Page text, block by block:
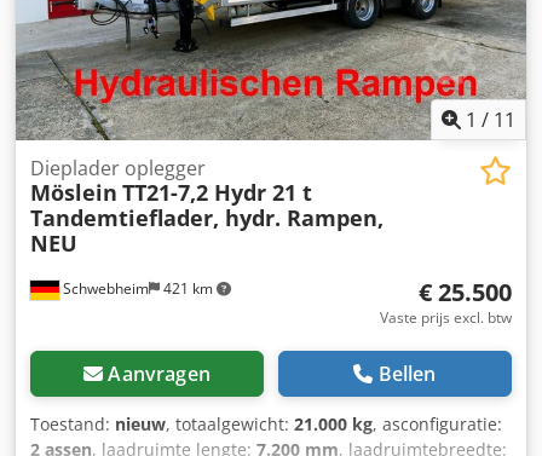
1 / 11
Schwebheim 421 km
Dieplader oplegger
Möslein TT21-7,2 Hydr 21 t
Tandemtieflader, hydr. Rampen,
NEU
€ 25.500
Vaste prijs excl. btw
Aanvragen Bellen
Toestand: nieuw, totaalgewicht: 21.000 kg, asconfiguratie:
2 assen, laadruimte lengte: 7.200 mm, laadruimtebreedte: